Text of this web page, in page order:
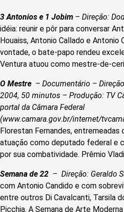
3 Antonios e 1 Jobim – Direção:
idéia: reunir e pôr para conversar
Houaiss, Antonio Callado e Antonio
vontade, o bate-papo rendeu
Ventura atuou como mestre-de-
O Mestre – Documentário –
2004, 50 minutos – Produção: TV
portal da Câmara Federal
(www.camara.gov.br/internet/
Florestan Fernandes, entremeadas
atuação como deputado federal e
por sua combatividade. Prêmio
Semana de 22 – Direção: Geraldo
com Antonio Candido e com
entre outros Di Cavalcanti, Tarsila
Picchia. A Semana de Arte